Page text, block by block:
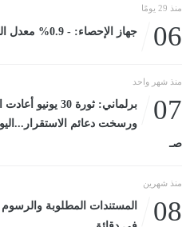
منذ 29 يومًا
06 جهاز الإحصاء: - 0.9% معدل التضخم الشهرى لشهر يونيو 2026
منذ شهر واحد
07
برلماني: ثورة 30
صـ
منذ شهرين
08
المستندات المطلوبة